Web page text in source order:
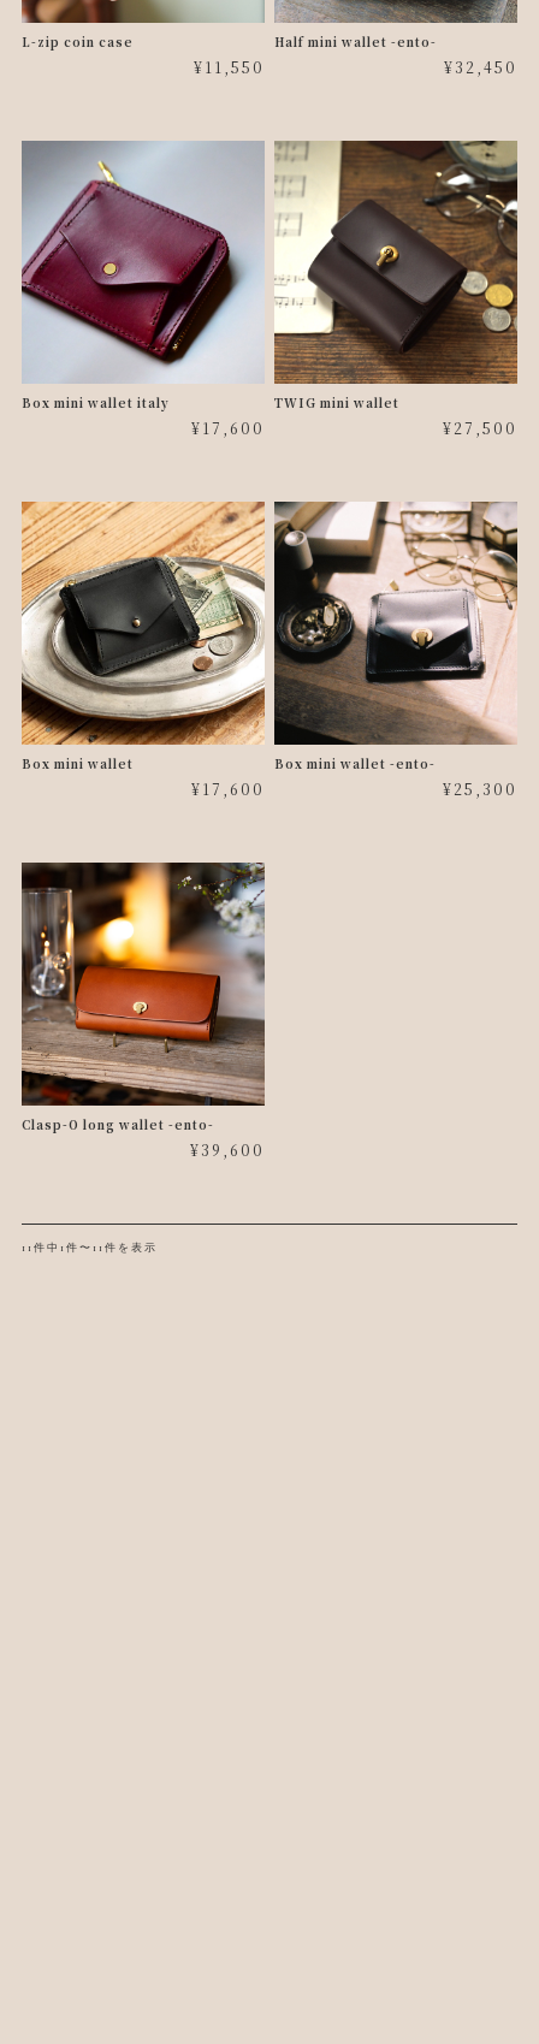
L-zip coin case
¥11,550
Half mini wallet -ento-
¥32,450
Box mini wallet italy
¥17,600
TWIG mini wallet
¥27,500
Box mini wallet
¥17,600
Box mini wallet -ento-
¥25,300
Clasp-O long wallet -ento-
¥39,600
11件中1件〜11件を表示